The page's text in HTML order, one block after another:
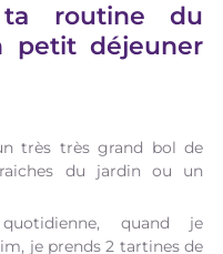
routine du
petit déjeuner
très très grand bol de
du jardin ou un
quand je
je prends 2 tartines de